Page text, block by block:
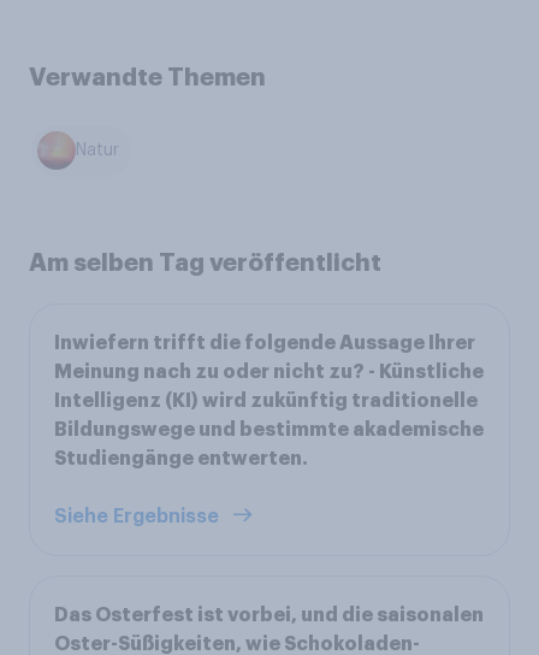
Verwandte Themen
Natur
Am selben Tag veröffentlicht
Inwiefern trifft die folgende Aussage Ihrer
Meinung nach zu oder nicht zu? - Künstliche
Intelligenz (KI) wird zukünftig traditionelle
Bildungswege und bestimmte akademische
Studiengänge entwerten.
Siehe Ergebnisse
Das Osterfest ist vorbei, und die saisonalen
Oster-Süßigkeiten, wie Schokoladen-